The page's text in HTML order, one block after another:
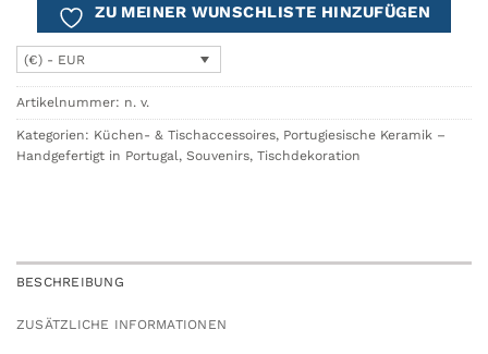
ZU MEINER WUNSCHLISTE HINZUFÜGEN
(€) - EUR
Artikelnummer: n. v.
Kategorien: Küchen- & Tischaccessoires, Portugiesische Keramik –
Handgefertigt in Portugal, Souvenirs, Tischdekoration
BESCHREIBUNG
ZUSÄTZLICHE INFORMATIONEN